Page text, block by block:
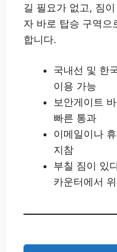
길 필요가 없고, 짐
자 바로 탑승 구역으
합니다.
국내선 및 한
이용 가능
보안게이트
빠른 통과
이메일이나
지참
부칠 짐이 있
카운터에서